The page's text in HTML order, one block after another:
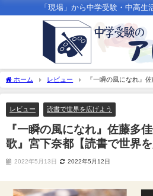
「現場」から中学受験・中高生
ホーム レビュー
『一瞬の風になれ』
都【読書で世界を広げよう】
レビュー 読書で世界を広げよう
『一瞬の風になれ』佐藤多
歌』宮下奈都【読書で世界を
2022年5月13日 2022年5月12日